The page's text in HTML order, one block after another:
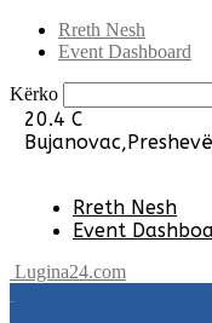
Rreth Nesh
Event Dashboard
Kërko
20.4 C
Bujanovac,Preshevë
Rreth Nesh
Event
Lugina24.com